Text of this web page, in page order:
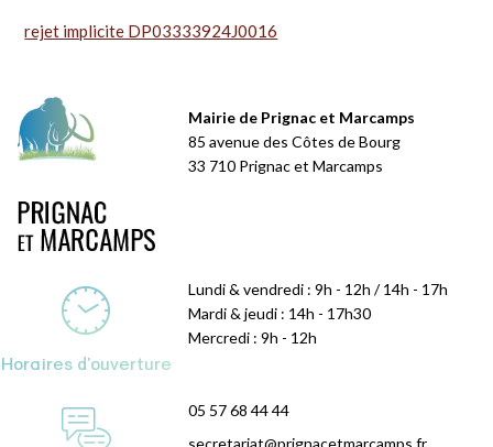
rejet implicite DP03333924J0016
Mairie de Prignac et Marcamps
85 avenue des Côtes de Bourg
33 710 Prignac et Marcamps
Horaires d'ouverture
Lundi & vendredi : 9h - 12h / 14h - 17h
Mardi & jeudi : 14h - 17h30
Mercredi : 9h - 12h
05 57 68 44 44